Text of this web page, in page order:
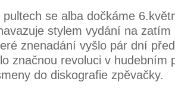
pultech se alba dočkáme
stylem vydání na zatím
znenadání vyšlo pár dní
značnou revoluci v hudebním
do diskografie zpěvačky.